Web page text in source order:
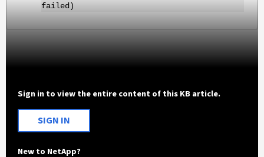
failed)
Sign in to view the entire content of this KB article.
SIGN IN
New to NetApp?